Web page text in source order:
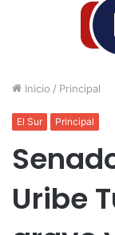
Inicio / Principal
El Sur Principal
Uribe